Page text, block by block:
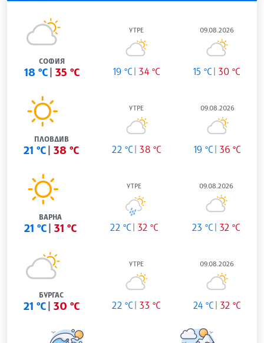
СОФИЯ
18 °C 35 °C
УТРЕ
19 °C 34 °C
09.08.2026
15 °C 30 °C
ПЛОВДИВ
21 °C 38 °C
УТРЕ
22 °C 38 °C
09.08.2026
19 °C 36 °C
ВАРНА
21 °C 31 °C
УТРЕ
22 °C 32 °C
09.08.2026
23 °C 32 °C
БУРГАС
21 °C 30 °C
УТРЕ
22 °C 33 °C
09.08.2026
24 °C 32 °C